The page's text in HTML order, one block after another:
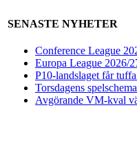
SENASTE NYHETER
Conference League
Europa League 2026/
P10-landslaget får
Torsdagens
Avgörande VM-kval